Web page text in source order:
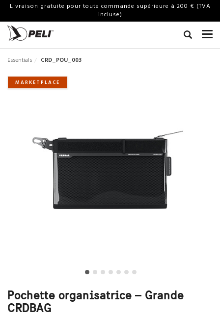
Livraison gratuite pour toute commande supérieure à 200 € (TVA
incluse)
Essentials CRD_POU_003
MARKETPLACE
Pochette organisatrice – Grande
CRDBAG